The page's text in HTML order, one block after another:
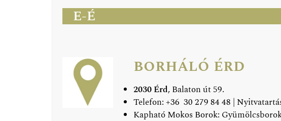
E-É
borháló érd
2030 Érd, Balaton út 59.
Telefon: +36 30 279 84 48 |
Kapható Mokos Borok: